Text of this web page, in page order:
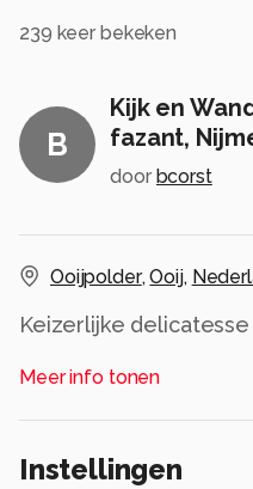
239 keer bekeken
B
Kijk en
fazant,
door bcorst
Ooijpolder,Ooij,
Keizerlijke
bijzondere
voedselbos en
Alle rechten voorbehouden
Meer info tonen
Instellingen